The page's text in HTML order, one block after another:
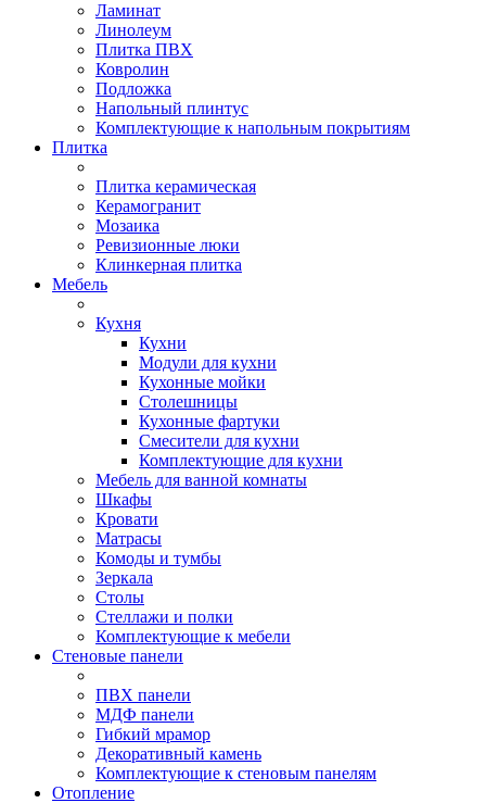
Ламинат
Линолеум
Плитка ПВХ
Ковролин
Подложка
Напольный плинтус
Комплектующие к напольным покрытиям
Плитка
Плитка керамическая
Керамогранит
Мозаика
Ревизионные люки
Клинкерная плитка
Мебель
Кухня
Кухни
Модули для кухни
Кухонные мойки
Столешницы
Кухонные фартуки
Смесители для кухни
Комплектующие для кухни
Мебель для ванной комнаты
Шкафы
Кровати
Матрасы
Комоды и тумбы
Зеркала
Столы
Стеллажи и полки
Комплектующие к мебели
Стеновые панели
ПВХ панели
МДФ панели
Гибкий мрамор
Декоративный камень
Комплектующие к стеновым панелям
Отопление